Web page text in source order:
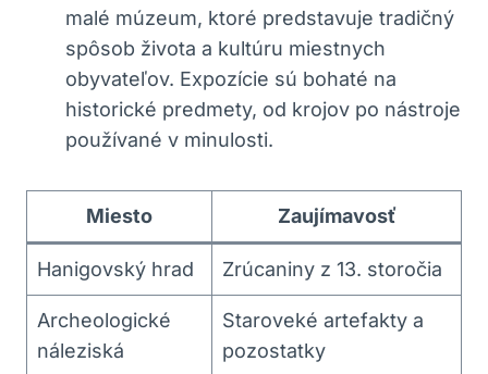
malé múzeum, ktoré predstavuje tradičný
spôsob života a kultúru miestnych
obyvateľov. Expozície sú bohaté na
historické predmety, od krojov po nástroje
používané v minulosti.
Miesto Zaujímavosť
Hanigovský hrad Zrúcaniny z 13. storočia
Archeologické
náleziská
Staroveké artefakty a
pozostatky